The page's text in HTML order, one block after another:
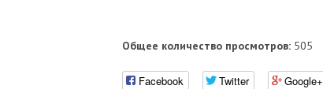
Общее количество просмотров: 505
Facebook Twitter Google+